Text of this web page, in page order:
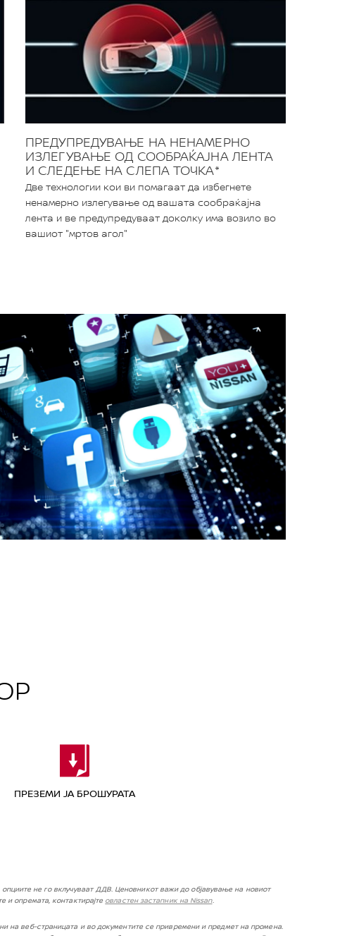
ПРЕДУПРЕДУВАЊЕ НА НЕНАМЕРНО
ИЗЛЕГУВАЊЕ ОД СООБРАЌАЈНА ЛЕНТА
И СЛЕДЕЊЕ НА СЛЕПА ТОЧКА*
Две технологии кои ви помагаат да избегнете
ненамерно излегување од вашата сообраќајна
лента и ве предупредуваат доколку има возило во
вашиот "мртов агол"
ПРЕЗЕМИ ЈА БРОШУРАТА
не го вклучуваат ДДВ. Ценовникот важи до објавување на новиот
и опремата, контактирајте овластен застапник на Nissan.
веб-страницата и во документите се привремени и предмет на промена.